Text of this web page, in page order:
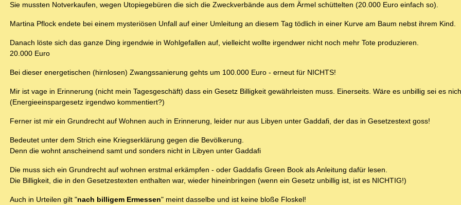
Sie mussten Notverkaufen, wegen Utopiegebüren die sich die Zweckverbände aus dem Ärmel schüttelten (20.000 Euro einfach so).
Martina Pflock endete bei einem mysteriösen Unfall auf einer Umleitung an diesem Tag tödlich in einer Kurve am Baum nebst ihrem Kind.
Danach löste sich das ganze Ding irgendwie in Wohlgefallen auf, vielleicht wollte irgendwer nicht noch mehr Tote produzieren.
20.000 Euro
Bei dieser energetischen (hirnlosen) Zwangssanierung gehts um 100.000 Euro - erneut für NICHTS!
Mir ist vage in Erinnerung (nicht mein Tagesgeschäft) dass ein Gesetz Billigkeit gewährleisten muss. Einerseits. Wäre es unbillig sei es
(Energieeinspargesetz irgendwo kommentiert?)
Ferner ist mir ein Grundrecht auf Wohnen auch in Erinnerung, leider nur aus Libyen unter Gaddafi, der das in Gesetzestext goss!
Bedeutet unter dem Strich eine Kriegserklärung gegen die Bevölkerung.
Denn die wohnt anscheinend samt und sonders nicht in Libyen unter Gaddafi
Die muss sich ein Grundrecht auf wohnen erstmal erkämpfen - oder Gaddafis Green Book als Anleitung dafür lesen.
Die Billigkeit, die in den Gesetzestexten enthalten war, wieder hineinbringen (wenn ein Gesetz unbillig ist, ist es NICHTIG!)
Auch in Urteilen gilt "nach billigem Ermessen" meint dasselbe und ist keine bloße Floskel!